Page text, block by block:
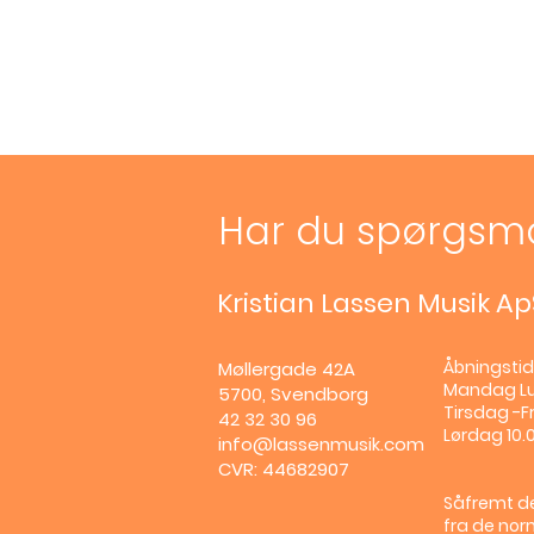
Har du
Kristian Lassen Musik
Møllergade 42A
5700, Svendborg
42 32 30 96
info@lassenmusik.com
CVR: 44682907
Mandag
Tirsdag -
Lørdag
Såfremt
fra de